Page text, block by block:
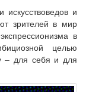
и
зрителей в мир
в
целью
– для себя и для